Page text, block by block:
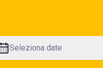
Seleziona date